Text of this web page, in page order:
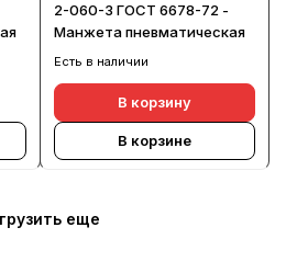
2-060-3 ГОСТ 6678-72 -
Манжета пневматическая
Есть в наличии
В корзину
В корзине
еще